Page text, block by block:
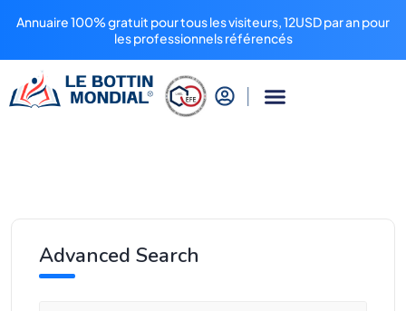
Annuaire 100% gratuit pour tous les visiteurs, 12USD par an pour
les professionnels référencés
Advanced Search